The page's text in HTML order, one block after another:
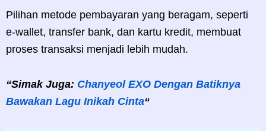
Pilihan metode pembayaran yang beragam, seperti
e-wallet, transfer bank, dan kartu kredit, membuat
proses transaksi menjadi lebih mudah.
“Simak Juga: Chanyeol EXO Dengan Batiknya
Bawakan Lagu Inikah Cinta“